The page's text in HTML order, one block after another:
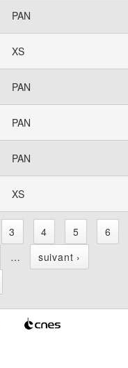
PAN
XS
PAN
PAN
PAN
XS
3 4 5
6
…
suivant ›